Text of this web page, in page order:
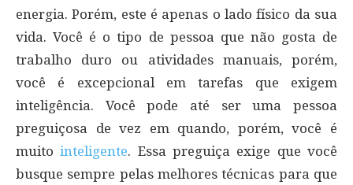
energia. Porém, este é apenas o lado físico da sua
vida. Você é o tipo de pessoa que não gosta de
trabalho duro ou atividades manuais, porém,
você é excepcional em tarefas que exigem
inteligência. Você pode até ser uma pessoa
preguiçosa de vez em quando, porém, você é
muitointeligente. Essa preguiça exige que você
busque sempre pelas melhores técnicas para que